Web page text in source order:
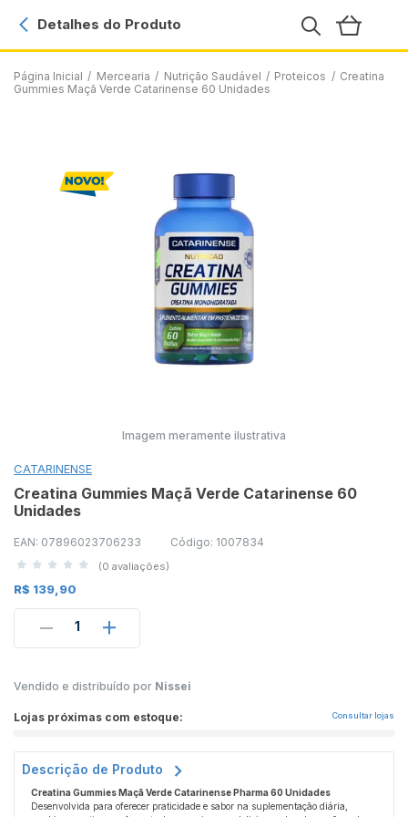
Página Inicial / Mercearia / Nutrição Saudável / Proteicos / Creatina
Gummies Maçã Verde Catarinense 60 Unidades
Detalhes do Produto
Imagem meramente ilustrativa
CATARINENSE
Creatina Gummies Maçã Verde Catarinense 60
Unidades
EAN: 07896023706233 Código: 1007834
(0 avaliações)
R$ 139,90
1
Vendido e distribuído por Nissei
Lojas próximas com estoque: Consultar lojas
Descrição de Produto
Creatina Gummies Maçã Verde Catarinense Pharma 60 Unidades
Desenvolvida para oferecer praticidade e sabor na suplementação diária,